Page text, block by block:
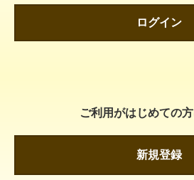
ログイン
ご利用がはじめての
新規登録